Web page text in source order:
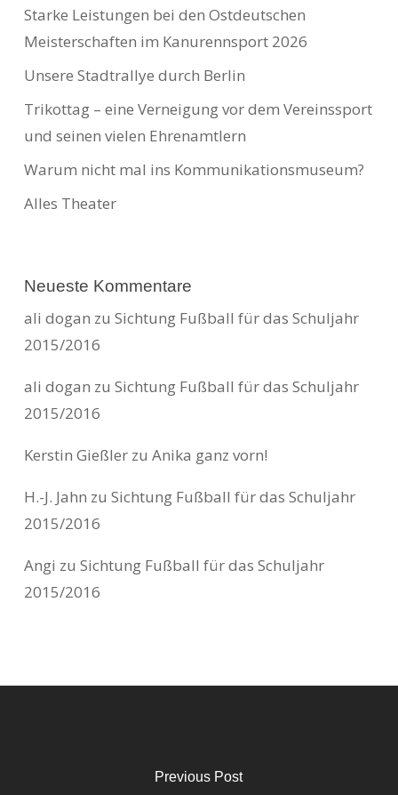
Starke Leistungen bei den Ostdeutschen
Meisterschaften im Kanurennsport 2026
Unsere Stadtrallye durch Berlin
Trikottag – eine Verneigung vor dem Vereinssport
und seinen vielen Ehrenamtlern
Warum nicht mal ins Kommunikationsmuseum?
Alles Theater
Neueste Kommentare
ali dogan zu Sichtung Fußball für das Schuljahr
2015/2016
ali dogan zu Sichtung Fußball für das Schuljahr
2015/2016
Kerstin Gießlerzu Anika ganz vorn!
H.-J. Jahn zu Sichtung Fußball für das Schuljahr
2015/2016
Angi zu Sichtung Fußball für das Schuljahr
2015/2016
Previous Post